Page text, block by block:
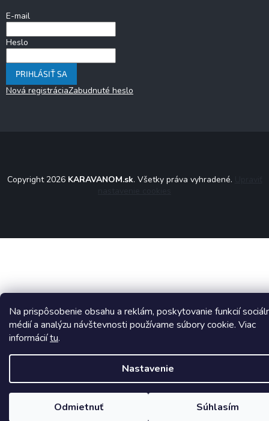
Na prispôsobenie obsahu a reklám, poskytovanie funkcií
médií a analýzu návštevnosti používame súbory cookie. Viac
informáciítu.
Nastavenie
Odmietnuť Súhlasím
E-mail
Heslo
PRIHLÁSIŤ SA
Nová registráciaZabudnuté heslo
Copyright 2026 KARAVANOM.sk. Všetky práva vyhradené.